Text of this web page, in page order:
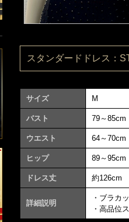
スタンダードドレス：
サイズ M
バスト 79～85cm
ウエスト 64～70cm
ヒップ 89～95cm
ドレス丈 約126cm
詳細説明
・ブラカ
・高品位